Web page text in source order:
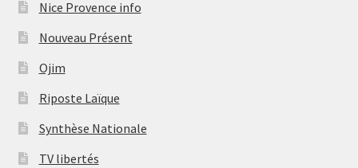
Nice Provence info
Nouveau Présent
Ojim
Riposte Laïque
Synthèse Nationale
TV libertés